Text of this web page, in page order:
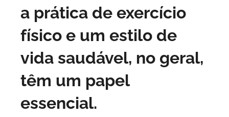
a prática de exercício
físico e um estilo de
vida saudável, no geral,
têm um papel
essencial.